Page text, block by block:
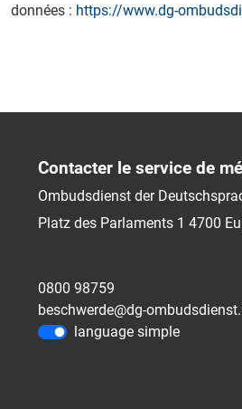
données : https://www.dg-
Contacter le service de
Ombudsdienst der
Platz des Parlaments 1 4700
0800 98759
beschwerde@dg-
language simple